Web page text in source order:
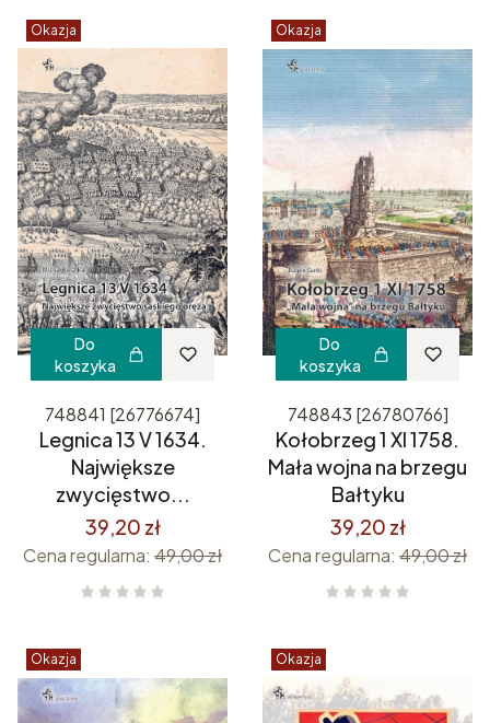
Okazja
Do
koszyka
748841 [26776674]
Legnica 13 V 1634.
Największe
zwycięstwo...
39,20 zł
Cena regularna: 49,00 zł
Okazja
Do
koszyka
748843 [26780766]
Kołobrzeg 1 XI 1758.
Mała wojna na brzegu
Bałtyku
39,20 zł
Cena regularna: 49,00 zł
Okazja Okazja